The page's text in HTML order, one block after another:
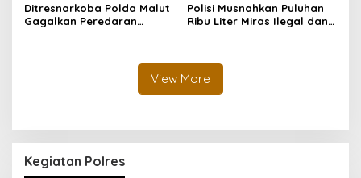
Ditresnarkoba Polda Malut
Gagalkan Peredaran
Polisi Musnahkan Puluhan
Ribu Liter Miras Ilegal dan
View More
Kegiatan Polres